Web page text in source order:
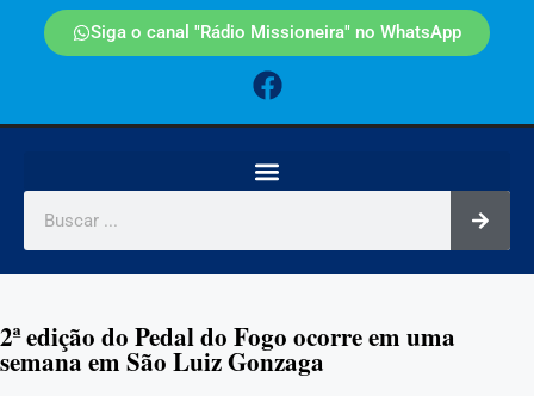
Siga o canal "Rádio Missioneira" no WhatsApp
2ª edição do Pedal do Fogo ocorre em uma
semana em São Luiz Gonzaga